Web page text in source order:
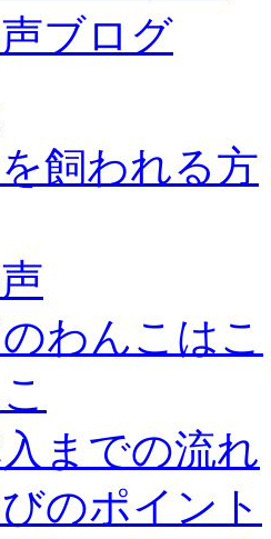
ブログ
飼われる方
わんこはこ
までの流れ
のポイント